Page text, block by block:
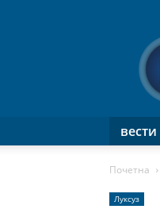
вести
Почетна
Луксуз